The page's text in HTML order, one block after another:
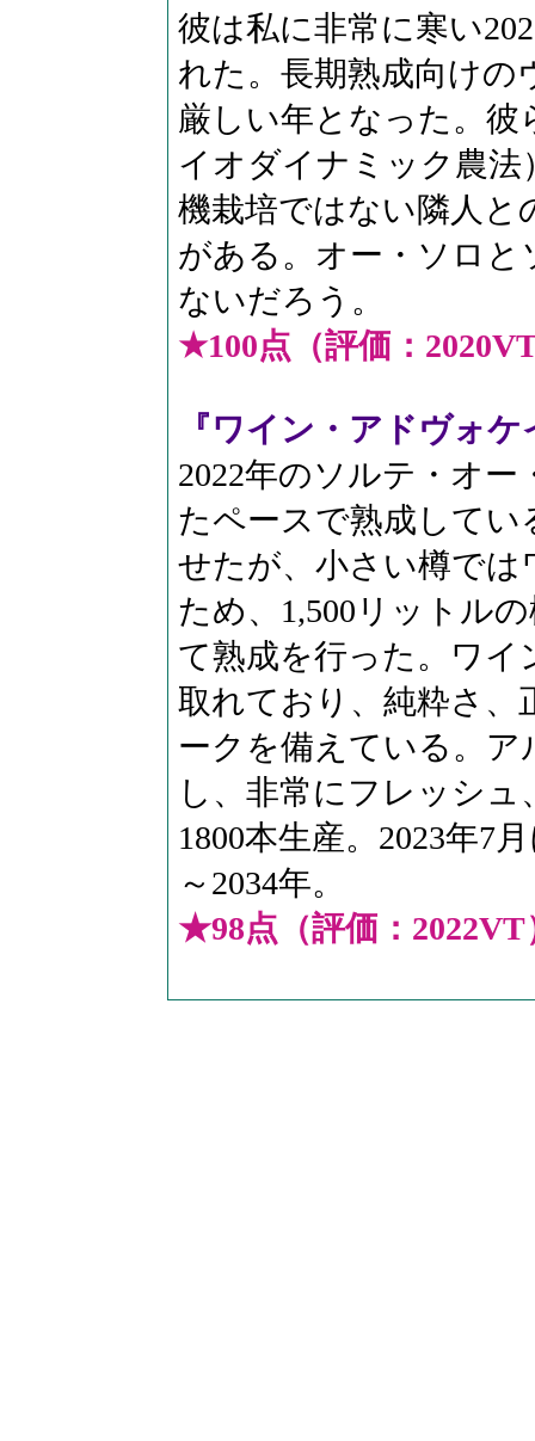
彼は私に非常に寒い
れた。長期熟成向けの
厳しい年となった。
イオダイナミック農
機栽培ではない隣人と
がある。オー・ソロ
ないだろう。
★100点（評価：
『ワイン・アドヴォ
2022年のソルテ・オ
たペースで熟成してい
せたが、小さい樽で
ため、1,500リットル
て熟成を行った。ワ
取れており、純粋さ、
ークを備えている。ア
し、非常にフレッシュ
1800本生産。2023年7
～2034年。
★98点（評価：2022VT